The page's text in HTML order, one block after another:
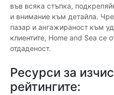
във всяка стъпка,
и внимание към детайла.
пазар и ангажираност към
клиентите, Home and Sea се
отдаденост.
Ресурси за
рейтингите: